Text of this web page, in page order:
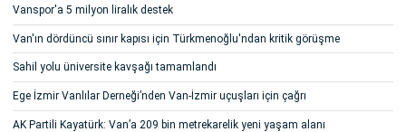
Vanspor'a 5 milyon liralık destek
Van'ın dördüncü sınır kapısı için Türkmenoğlu'ndan kritik görüşme
Sahil yolu üniversite kavşağı tamamlandı
Ege İzmir Vanlılar Derneği’nden Van-İzmir uçuşları için çağrı
AK Partili Kayatürk: Van’a 209 bin metrekarelik yeni yaşam alanı